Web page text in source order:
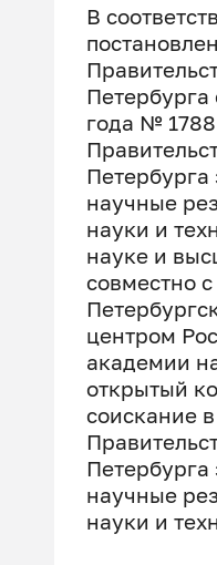
В
Петербурга
года №
научные
науки и
науке и
совместно
центром
академии
открытый
соискание
научные
науки и